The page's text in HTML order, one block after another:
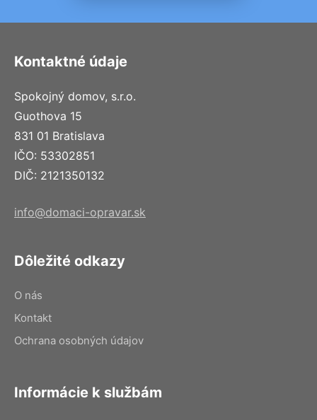
Kontaktné údaje
Spokojný domov, s.r.o.
Guothova 15
831 01 Bratislava
IČO: 53302851
DIČ: 2121350132
info@domaci-opravar.sk
Dôležité odkazy
O nás
Kontakt
Ochrana osobných údajov
Informácie k službám